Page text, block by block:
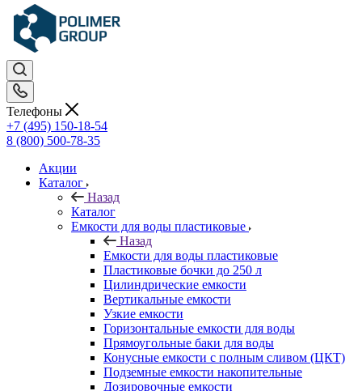
Телефоны
+7 (495) 150-18-54
8 (800) 500-78-35
Акции
Каталог
Назад
Каталог
Емкости для воды пластиковые
Назад
Емкости для воды пластиковые
Пластиковые бочки до 250 л
Цилиндрические емкости
Вертикальные емкости
Узкие емкости
Горизонтальные емкости для воды
Прямоугольные баки для воды
Конусные емкости с полным сливом (ЦКТ)
Подземные емкости накопительные
Дозировочные емкости